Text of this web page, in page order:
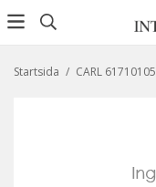
Startsida / CARL 61710105